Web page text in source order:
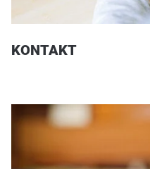
KONTAKT